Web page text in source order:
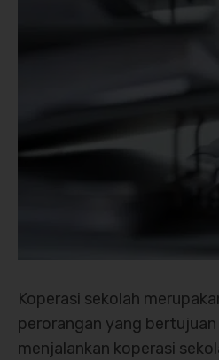
Koperasi sekolah
perorangan yang
menjalankan koperasi